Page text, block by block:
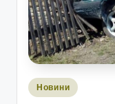
Опубліковано
Новини